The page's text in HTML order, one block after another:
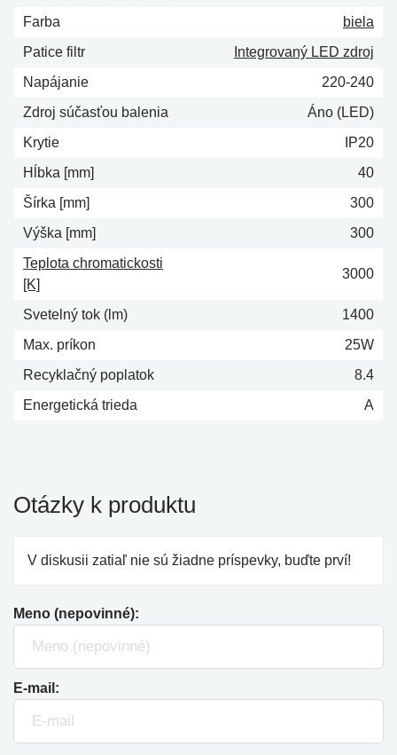
Farba
biela
Patice filtr
Integrovaný LED zdroj
Napájanie
220-240
Zdroj súčasťou balenia
Áno (LED)
Krytie
IP20
Hĺbka [mm]
40
Šírka [mm]
300
Výška [mm]
300
Teplota chromatickosti
[K]
3000
Svetelný tok (lm)
1400
Max. príkon
25W
Recyklačný poplatok
8.4
Energetická trieda
A
Otázky k produktu
V diskusii zatiaľ nie sú žiadne príspevky, buďte prví!
Meno (nepovinné):
E-mail: